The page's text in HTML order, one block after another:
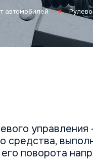
автомобилей
средства,
поворота